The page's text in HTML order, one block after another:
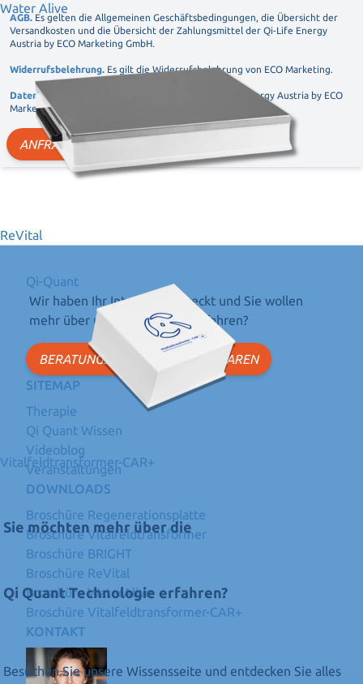
Water Alive
ReVital
Vitalfeldtransformer-CAR+
Sie möchten mehr über die
Qi Quant Technologie erfahren?
Besuchen Sie unsere Wissensseite und entdecken Sie alles
AGB. Es gelten die Allgemeinen Geschäftsbedingungen, die Übersicht der
Versandkosten und die Übersicht der Zahlungsmittel der Qi-Life Energy
Austria by ECO Marketing GmbH.
Widerrufsbelehrung. Es gilt die Widerrufsbelehrung von ECO Marketing.
Datenschutz.
Die Datenschutzerklärung der Qi-Life Energy Austria by ECO
Marketing GmbH wird zur Kenntnis genommen.
ANFRAGE SENDEN
Qi-Quant
Wir haben Ihr Interesse geweckt und Sie wollen
mehr über unsere Produkte erfahren?
BERATUNGSGESPRÄCH VEREINBAREN
SITEMAP
Therapie
Qi Quant Wissen
Videoblog
Veranstaltungen
DOWNLOADS
Broschüre Regenerationsplatte
Broschüre Vitalfeldtransformer
Broschüre BRIGHT
Broschüre ReVital
Broschüre WaterAlive
Broschüre Vitalfeldtransformer-CAR+
KONTAKT